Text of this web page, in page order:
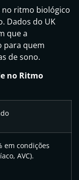
no ritmo biológico
Dados do UK
que a
para quem
de sono.
no Ritmo
em condições
AVC).